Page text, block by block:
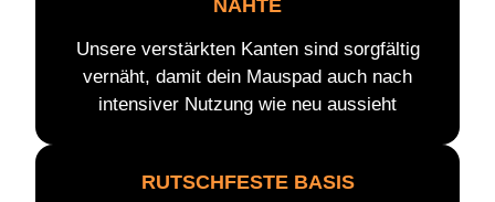
NÄHTE
Unsere verstärkten Kanten sind sorgfältig
vernäht, damit dein Mauspad auch nach
intensiver Nutzung wie neu aussieht
RUTSCHFESTE BASIS